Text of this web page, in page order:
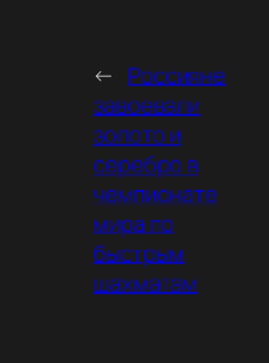
← Россияне
завоевали
золото и
серебро в
чемпионате
мира по
быстрым
шахматам